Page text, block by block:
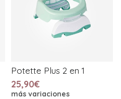
Potette Plus 2 en 1
25,90€
más variaciones